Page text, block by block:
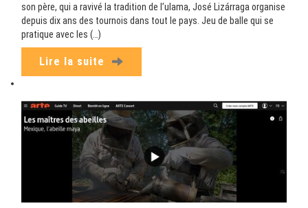
son père, qui a ravivé la tradition de l’ulama, José Lizárraga organise
depuis dix ans des tournois dans tout le pays. Jeu de balle qui se
pratique avec les (…)
Lire la suite